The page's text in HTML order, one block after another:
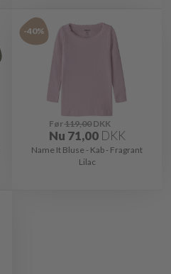
-40%
Før119,00DKK
Nu 71,00 DKK
Name It Bluse - Kab - Fragrant
Lilac